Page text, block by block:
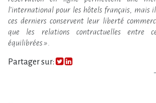
l’international pour les hôtels français, mais
ces derniers conservent leur liberté
que les relations contractuelles entre
équilibrées ».
Partager sur: